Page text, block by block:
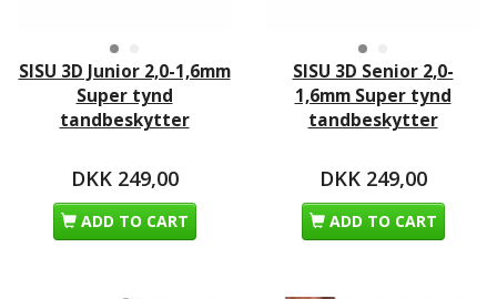
SISU 3D Junior 2,0-1,6mm
Super tynd
tandbeskytter
DKK 249,00
ADD TO CART
SISU 3D Senior 2,0-
1,6mm Super tynd
tandbeskytter
DKK 249,00
ADD TO CART